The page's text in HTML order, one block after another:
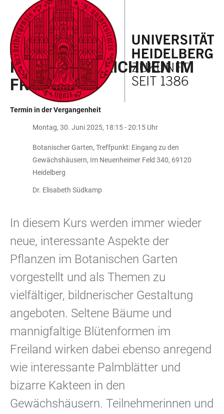
LINKS
ZUR
BARRIEREFREIHEIT
ZUM
HAUPTINHALT
HAUPTNAVIGATION
ÖFFNEN
WEBSEITENSUCHE
ÖFFNEN
GRÜNE SCHULE HEIDELBERG
PFLANZEN ZEICHNEN IM
FREILAND
Termin in der Vergangenheit
Montag, 30. Juni 2025, 18:15 - 20:15 Uhr
Botanischer Garten, Treffpunkt: Eingang zu den
Gewächshäusern, Im Neuenheimer Feld 340, 69120
Heidelberg
Dr. Elisabeth Südkamp
In diesem Kurs werden immer wieder
neue, interessante Aspekte der
Pflanzen im Botanischen Garten
vorgestellt und als Themen zu
vielfältiger, bildnerischer Gestaltung
angeboten. Seltene Bäume und
mannigfaltige Blütenformen im
Freiland wirken dabei ebenso anregend
wie interessante Palmblätter und
bizarre Kakteen in den
Gewächshäusern. Teilnehmerinnen und